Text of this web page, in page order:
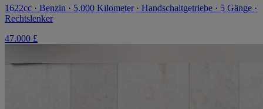
1622cc · Benzin · 5.000 Kilometer · Handschaltgetriebe · 5 Gänge ·
Rechtslenker
47.000 £